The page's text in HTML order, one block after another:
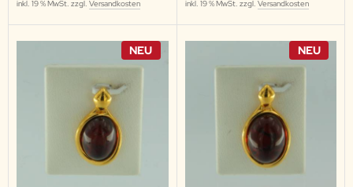
inkl. 19 % MwSt. zzgl. Versandkosten inkl. 19 % MwSt. zzgl. Versandkosten
NEU NEU